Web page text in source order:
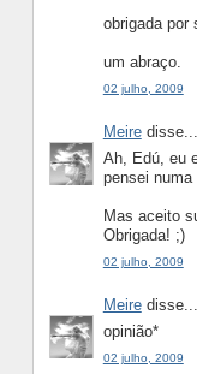
obrigada por
um abraço.
02 julho, 2009
Meiredisse...
Ah, Edú, eu
pensei
Mas aceito
Obrigada! ;)
02 julho, 2009
Meiredisse...
opinião*
02 julho, 2009